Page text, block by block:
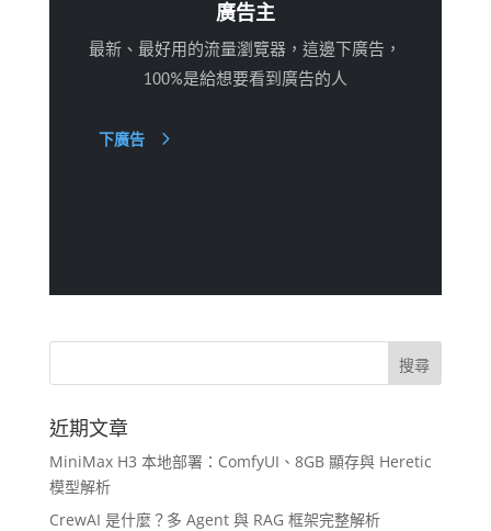
廣告主
最新、最好用的流量瀏覽器，這邊下廣告，
100%是給想要看到廣告的人
下廣告
近期文章
MiniMax H3 本地部署：ComfyUI、8GB 顯存與 Heretic
模型解析
CrewAI 是什麼？多 Agent 與 RAG 框架完整解析